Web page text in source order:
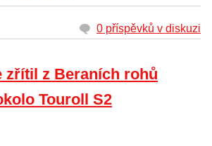
0 příspěvků v diskuzi
zřítil z Beraních rohů
Touroll S2